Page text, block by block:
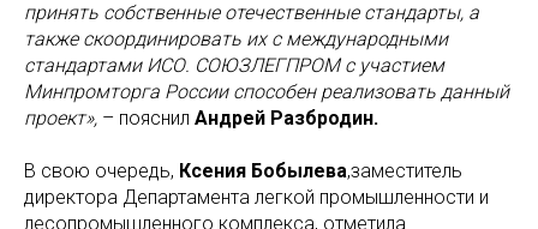
принять собственные отечественные стандарты, а
также скоординировать их с международными
стандартами ИСО. СОЮЗЛЕГПРОМ с участием
Минпромторга России способен реализовать данный
проект», – пояснил Андрей Разбродин.
В свою очередь, Ксения Бобылева,заместитель
директора Департамента легкой промышленности и
лесопромышленного комплекса, отметила